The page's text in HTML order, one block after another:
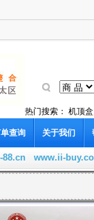
热门搜索： 机顶盒
查询 关于我们
88.cn www.ii-